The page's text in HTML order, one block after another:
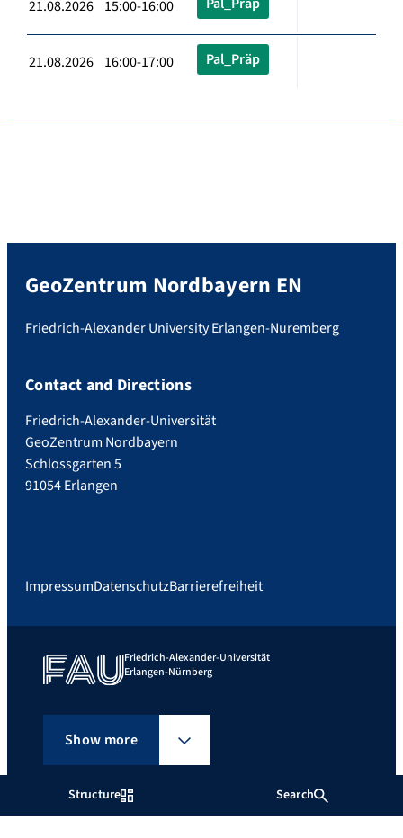
Structure Search
21.08.2026 15:00-16:00
21.08.2026 16:00-17:00 Pal_Präp
GeoZentrum Nordbayern EN
Friedrich-Alexander University Erlangen-Nuremberg
Contact and Directions
Friedrich-Alexander-Universität
GeoZentrum Nordbayern
Schlossgarten 5
91054 Erlangen
ImpressumDatenschutzBarrierefreiheit
Friedrich-Alexander-Universität
Erlangen-Nürnberg
Show more